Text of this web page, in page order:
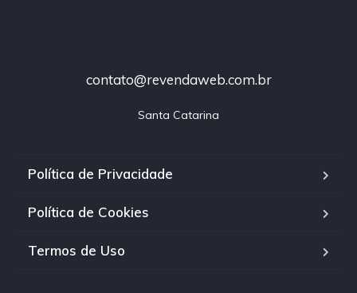
contato@revendaweb.com.br
Santa Catarina
Política de Privacidade
Política de Cookies
Termos de Uso